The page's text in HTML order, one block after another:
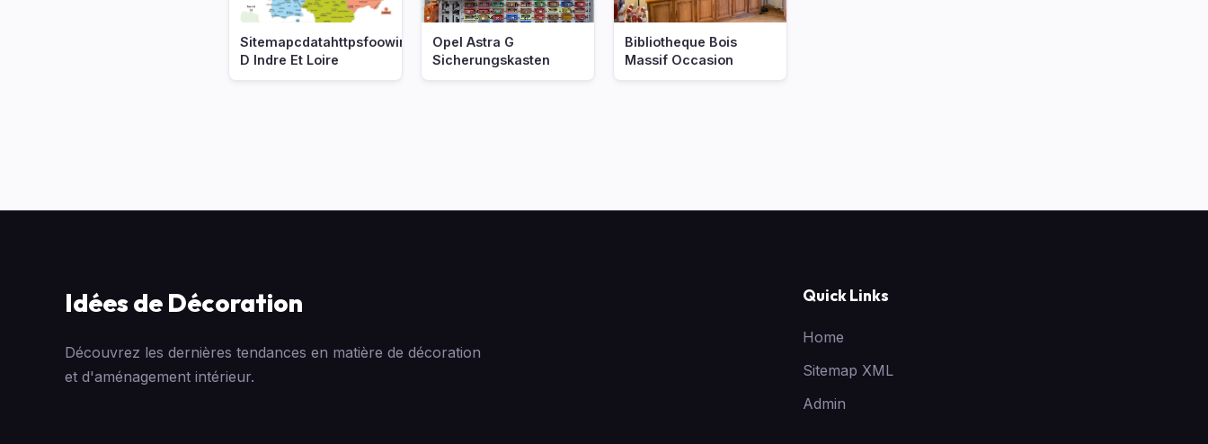
Sitemapcdatahttpsfoowindecoocomdistrict
D Indre Et Loire
Opel Astra G
Sicherungskasten
Bibliotheque Bois
Massif Occasion
Idées de Décoration
Découvrez les dernières tendances en matière de décoration
et d'aménagement intérieur.
Quick Links
Home
Sitemap XML
Admin